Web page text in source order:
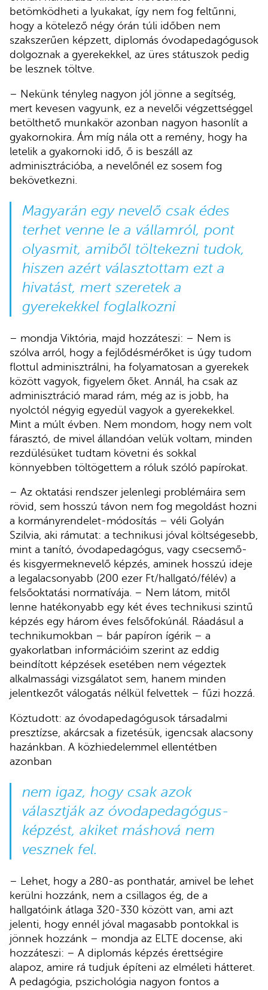
betömködheti a lyukakat, így nem fog feltűnni,
hogy a kötelező négy órán túli időben nem
szakszerűen képzett, diplomás óvodapedagógusok
dolgoznak a gyerekekkel, az üres státuszok pedig
be lesznek töltve.
– Nekünk tényleg nagyon jól jönne a segítség,
mert kevesen vagyunk, ez a nevelői végzettséggel
betölthető munkakör azonban nagyon hasonlít a
gyakornokira. Ám míg nála ott a remény, hogy ha
letelik a gyakornoki idő, ő is beszáll az
adminisztrációba, a nevelőnél ez sosem fog
bekövetkezni.
Magyarán egy nevelő csak édes
terhet venne le a vállamról, pont
olyasmit, amiből töltekezni tudok,
hiszen azért választottam ezt a
hivatást, mert szeretek a
gyerekekkel foglalkozni
– mondja Viktória, majd hozzáteszi: – Nem is
szólva arról, hogy a fejlődésmérőket is úgy tudom
flottul adminisztrálni, ha folyamatosan a gyerekek
között vagyok, figyelem őket. Annál, ha csak az
adminisztráció marad rám, még az is jobb, ha
nyolctól négyig egyedül vagyok a gyerekekkel.
Mint a múlt évben. Nem mondom, hogy nem volt
fárasztó, de mivel állandóan velük voltam, minden
rezdülésüket tudtam követni és sokkal
könnyebben töltögettem a róluk szóló papírokat.
– Az oktatási rendszer jelenlegi problémáira sem
rövid, sem hosszú távon nem fog megoldást hozni
a kormányrendelet-módosítás – véli Golyán
Szilvia, aki rámutat: a technikusi jóval költségesebb,
mint a tanító, óvodapedagógus, vagy csecsemő-
és kisgyermeknevelő képzés, aminek hosszú ideje
a legalacsonyabb (200 ezer Ft/hallgató/félév) a
felsőoktatási normatívája. – Nem látom, mitől
lenne hatékonyabb egy két éves technikusi szintű
képzés egy három éves felsőfokúnál. Ráadásul a
technikumokban – bár papíron ígérik – a
gyakorlatban információim szerint az eddig
beindított képzések esetében nem végeztek
alkalmassági vizsgálatot sem, hanem minden
jelentkezőt válogatás nélkül felvettek – fűzi hozzá.
Köztudott: az óvodapedagógusok társadalmi
presztízse, akárcsak a fizetésük, igencsak alacsony
hazánkban. A közhiedelemmel ellentétben
azonban
nem igaz, hogy csak azok
választják az óvodapedagógus-
képzést, akiket máshová nem
vesznek fel.
– Lehet, hogy a 280-as ponthatár, amivel be lehet
kerülni hozzánk, nem a csillagos ég, de a
hallgatóink átlaga 320-330 között van, ami azt
jelenti, hogy ennél jóval magasabb pontokkal is
jönnek hozzánk – mondja az ELTE docense, aki
hozzáteszi: – A diplomás képzés érettségire
alapoz, amire rá tudjuk építeni az elméleti hátteret.
A pedagógia, pszichológia nagyon fontos a